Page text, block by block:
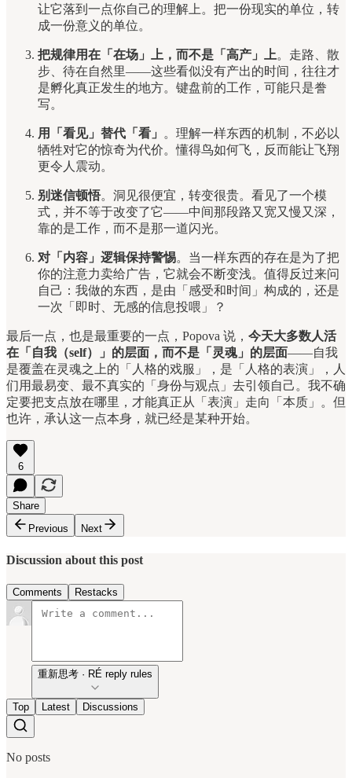
让它落到一点你自己的理解上。把一份现实的单位，转
成一份意义的单位。
把规律用在「在场」上，而不是「高产」上。走路、散
步、待在自然里——这些看似没有产出的时间，往往才
是孵化真正发生的地方。键盘前的工作，可能只是誊
写。
用「看见」替代「看」
。理解一样东西的机制，不必以
牺牲对它的惊奇为代价。懂得鸟如何飞，反而能让飞翔
更令人震动。
别迷信顿悟。洞见很便宜，转变很贵。看见了一个模
式，并不等于改变了它——中间那段路又宽又慢又深，
靠的是工作，而不是那一道闪光。
对「内容」逻辑保持警惕。当一样东西的存在是为了把
你的注意力卖给广告，它就会不断变浅。值得反过来问
自己：我做的东西，是由「感受和时间」构成的，还是
一次「即时、无感的信息投喂」？
最后一点，也是最重要的一点，Popova 说， 今天大多数人活
在「自我（self）」的层面，而不是「灵魂」的层面——自我
是覆盖在灵魂之上的「人格的戏服」，是「人格的表演」，人
们用最易变、最不真实的「身份与观点」去引领自己。我不确
定要把支点放在哪里，才能真正从「表演」走向「本质」。但
也许，承认这一点本身，就已经是某种开始。
6
Share
Previous
Next
Discussion about this post
Comments Restacks
重新思考 · RÉ reply rules
Top Latest Discussions
No posts